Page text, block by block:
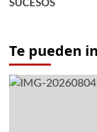
SUCESOS
Te pueden